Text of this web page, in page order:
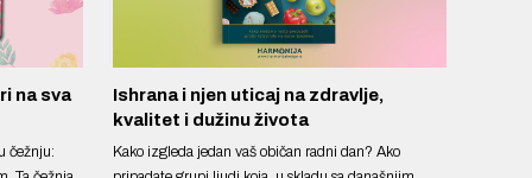
na sva
čežnju:
Ishrana i njen uticaj na zdravlje,
kvalitet i dužinu života
Kako izgleda jedan vaš običan radni dan? Ako